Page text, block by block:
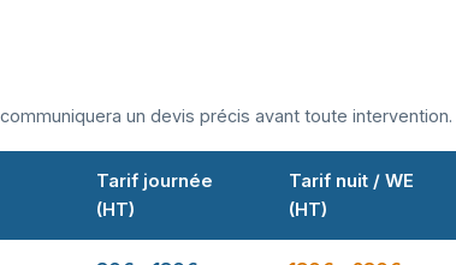
un devis précis avant toute intervention.
Tarif journée
(HT)
Tarif nuit / WE
(HT)